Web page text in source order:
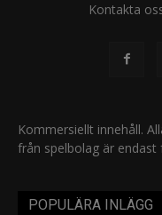
Kontakta
Kommersiellt innehåll.
från spelbolag är endast
POPULÄRA INLÄGG